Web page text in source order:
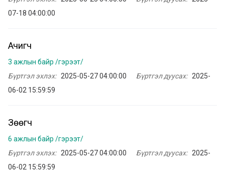
07-18 04:00:00
Ачигч
3 ажлын байр /гэрээт/
Бүртгэл эхлэх: 2025-05-27 04:00:00 Бүртгэл дуусах: 2025-
06-02 15:59:59
Зөөгч
6 ажлын байр /гэрээт/
Бүртгэл эхлэх: 2025-05-27 04:00:00 Бүртгэл дуусах: 2025-
06-02 15:59:59